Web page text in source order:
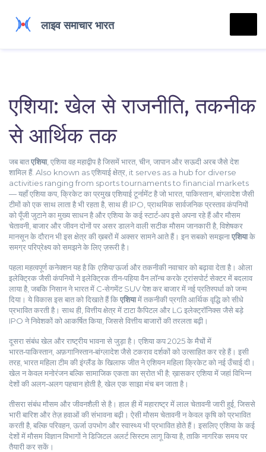
एशिया: खेल से राजनीति, तकनीक
से आर्थिक तक
जब बातएशिया, एशिया वह महाद्वीप है जिसमें भारत, चीन, जापान और सऊदी अरब जैसे देश
शामिल हैं. Also known asएशियाई क्षेत्र , it serves as a hub for diverse
activities ranging from sports tournaments to financial markets
— यहाँएशिया कप, क्रिकेट का प्रमुख एशियाई टूर्नामेंट है जो भारत, पाकिस्तान, बांग्लादेश जैसी
टीमों को एक साथ लाता हैभी रहता है, साथ ही IPO प्राथमिक सार्वजनिक प्रस्ताव कंपनियों
को पूँजी जुटाने का मुख्य साधन है और एशिया के कई स्टार्ट‑अप इसे अपना रहे हैंऔरमौसम
चेतावनी बाजार और जीवन दोनों पर असर डालने वाली सटीक मौसम जानकारी है, विशेषकर
मानसून के दौरानभी इस क्षेत्र की ख़बरों में अक्सर सामने आते हैं। इन सबको समझनाएशियाके
समग्र परिप्रेक्ष्य को समझने के लिए ज़रूरी है।
पहला महत्वपूर्ण कनेक्शन यह है कि एशियाऊर्जा और तकनीकी नवाचार को बढ़ावा देता है। ओला
इलेक्ट्रिक जैसी कंपनियों ने इलेक्ट्रिक तीन‑पहिया वैन लॉन्च करके ट्रांसपोर्ट सेक्टर में बदलाव
लाया है, जबकि निसान ने भारत में C‑सेगमेंट SUV पेश कर बाजार में नई प्रतिस्पर्धा को जन्म
दिया। ये विकास इस बात को दिखाते हैं किएशियामें तकनीकी प्रगति आर्थिक वृद्धि को सीधे
प्रभावित करती है। साथ ही, वित्तीय क्षेत्र में टाटा कैपिटल और LG इलेक्ट्रॉनिक्स जैसे बड़े
IPO ने निवेशकों को आकर्षित किया, जिससे वित्तीय बाजारों की तरलता बढ़ी।
दूसरा संबंध खेल और राष्ट्रीय भावना से जुड़ा है। एशिया कप 2025 के मैचों में
भारत‑पाकिस्तान, अफ़गानिस्तान‑बांग्लादेश जैसे टकराव दर्शकों को उत्साहित कर रहे हैं। इसी
तरह, भारत महिला टीम की इंग्लैंड के खिलाफ जीत ने एशियन महिला क्रिकेट को नई उँचाई दी।
खेल न केवल मनोरंजन बल्कि सामाजिक एकता का स्रोत भी है; ख़ासकर एशिया में जहां विभिन्न
देशों की अलग‑अलग पहचान होती है, खेल एक साझा मंच बन जाता है।
तीसरा संबंध मौसम और जीवनशैली से है। हाल ही में महाराष्ट्र में लाल चेतावनी जारी हुई, जिससे
भारी बारिश और तेज़ हवाओं की संभावना बढ़ी। ऐसी मौसम चेतावनी न केवल कृषि को प्रभावित
करती है, बल्कि परिवहन, ऊर्जा उपभोग और स्वास्थ्य भी प्रभावित होते हैं। इसलिए एशिया के कई
देशों में मौसम विज्ञान विभागों ने डिजिटल अलर्ट सिस्टम लागू किया है, ताकि नागरिक समय पर
तैयारी कर सकें।